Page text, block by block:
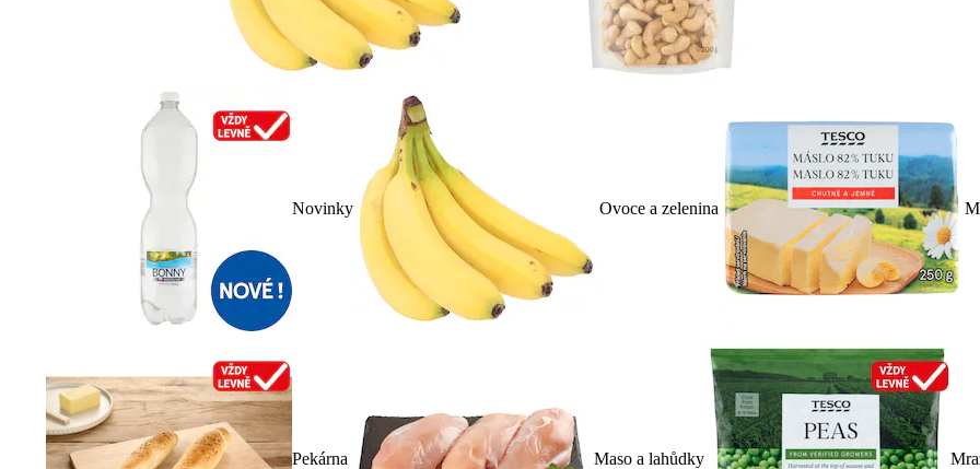
Novinky Ovoce a zelenina
Pekárna Maso a lahůdky